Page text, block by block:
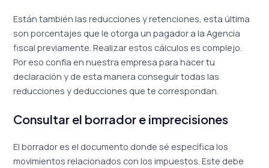
Están también las reducciones y retenciones, esta última
son porcentajes que le otorga un pagador a la Agencia
fiscal previamente. Realizar estos cálculos es complejo.
Por eso confía en nuestra empresa para hacer tu
declaración y de esta manera conseguir todas las
reducciones y deducciones que te correspondan.
Consultar el borrador e imprecisiones
El borrador es el documento donde sé específica los
movimientos relacionados con los impuestos. Este debe